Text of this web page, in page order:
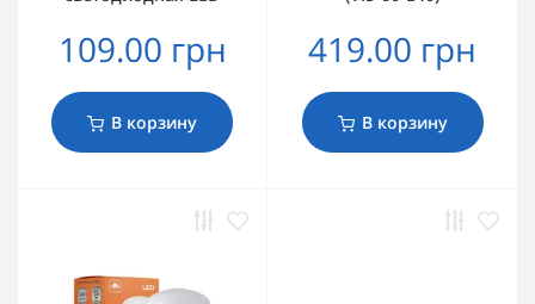
109.00 грн
В корзину
419.00 грн
В корзину